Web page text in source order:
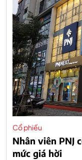
Cổ phiếu
Nhân viên PNJ
mức giá hời